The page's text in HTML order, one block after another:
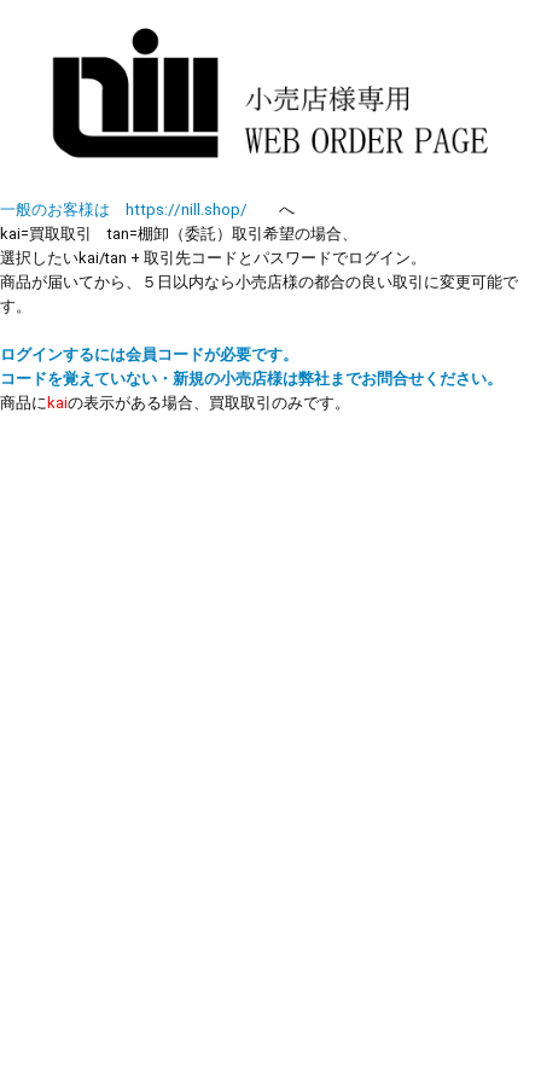
一般のお客様は https://nill.shop/ へ
kai=買取取引 tan=棚卸（委託）取引希望の場合、
選択したいkai/tan + 取引先コードとパスワードでログイン。
商品が届いてから、５日以内なら小売店様の都合の良い取引に変更可能で
す。
ログインするには会員コードが必要です。
コードを覚えていない・新規の小売店様は弊社までお問合せください。
商品にkaiの表示がある場合、買取取引のみです。